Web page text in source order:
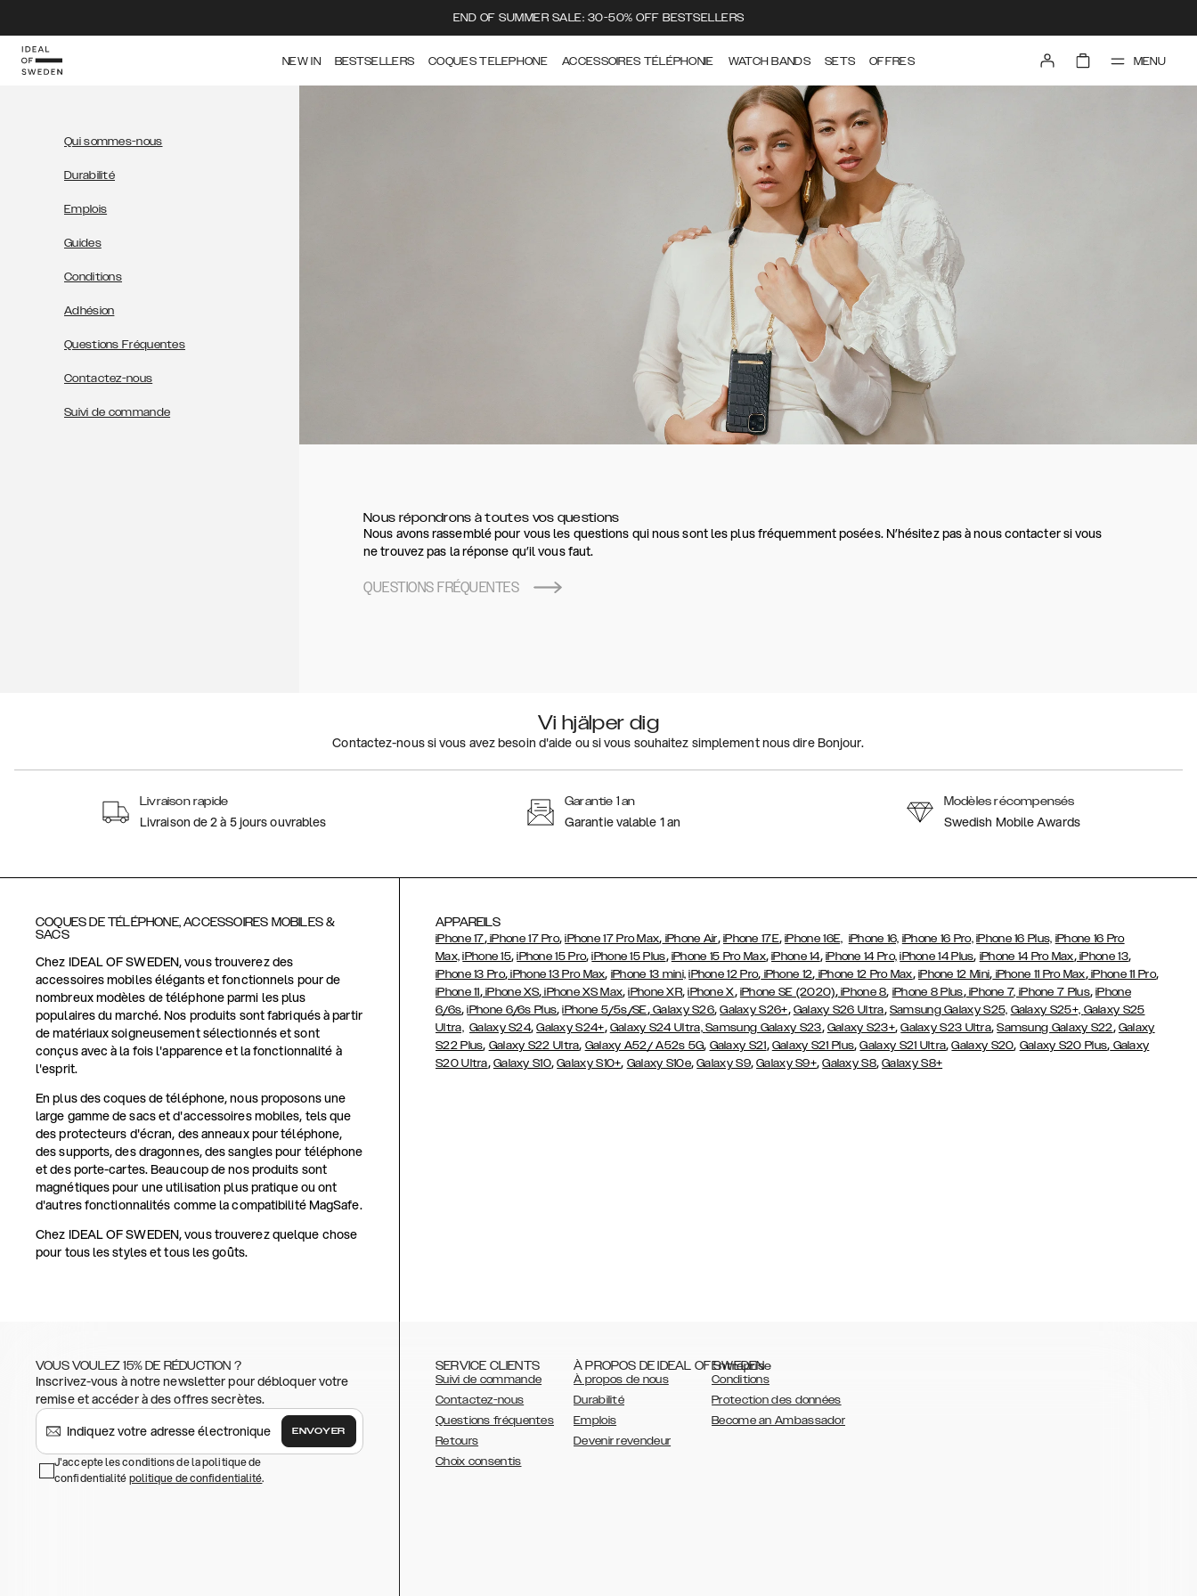
END OF SUMMER SALE: 30-50% OFF BESTSELLERS
NEW IN BESTSELLERS COQUES TELEPHONE ACCESSOIRES TÉLÉPHONIE WATCH BANDS SETS OFFRES MENU
Qui sommes-nous
Durabilité
Emplois
Guides
Conditions
Adhésion
Questions Fréquentes
Contactez-nous
Suivi de commande
Nous répondrons à toutes vos questions
Nous avons rassemblé pour vous les questions qui nous sont les plus fréquemment posées. N’hésitez pas à nous contacter si vous
ne trouvez pas la réponse qu’il vous faut.
QUESTIONS FRÉQUENTES
Vi hjälper dig
Contactez-nous si vous avez besoin d'aide ou si vous souhaitez simplement nous dire Bonjour.
Livraison rapide
Livraison de 2 à 5 jours ouvrables
Garantie 1 an
Garantie valable 1 an
Modèles récompensés
Swedish Mobile Awards
COQUES DE TÉLÉPHONE, ACCESSOIRES MOBILES &
SACS
Chez IDEAL OF SWEDEN, vous trouverez des
accessoires mobiles élégants et fonctionnels pour de
nombreux modèles de téléphone parmi les plus
populaires du marché. Nos produits sont fabriqués à partir
de matériaux soigneusement sélectionnés et sont
conçus avec à la fois l'apparence et la fonctionnalité à
l'esprit.
En plus des coques de téléphone, nous proposons une
large gamme de sacs et d'accessoires mobiles, tels que
des protecteurs d'écran, des anneaux pour téléphone,
des supports, des dragonnes, des sangles pour téléphone
et des porte-cartes. Beaucoup de nos produits sont
magnétiques pour une utilisation plus pratique ou ont
d'autres fonctionnalités comme la compatibilité MagSafe.
Chez IDEAL OF SWEDEN, vous trouverez quelque chose
pour tous les styles et tous les goûts.
APPAREILS
iPhone 17,iPhone 17 Pro,iPhone 17 Pro Max, iPhone Air, iPhone 17E,iPhone 16E, iPhone 16, iPhone 16 Pro, iPhone 16 Plus, iPhone 16 Pro
Max, iPhone 15,iPhone 15 Pro,iPhone 15 Plus, iPhone 15 Pro Max,iPhone 14, iPhone 14 Pro, iPhone 14 Plus, iPhone 14 Pro Max,iPhone 13,
iPhone 13 Pro, iPhone 13 Pro Max, iPhone 13 mini, iPhone 12 Pro, iPhone 12, iPhone 12 Pro Max, iPhone 12 Mini, iPhone 11 Pro Max,iPhone 11 Pro,
iPhone 11,iPhone XS,iPhone XS Max,iPhone XR,iPhone X, iPhone SE (2020),iPhone 8, iPhone 8 Plus,iPhone 7, iPhone 7 Plus,iPhone
6/6s,iPhone 6/6s Plus,iPhone 5/5s/SE,Galaxy S26,Galaxy S26+, Galaxy S26 Ultra, Samsung Galaxy S25, Galaxy S25+, Galaxy S25
Ultra, Galaxy S24,Galaxy S24+, Galaxy S24 Ultra,Samsung Galaxy S23, Galaxy S23+,Galaxy S23 Ultra,Samsung Galaxy S22, Galaxy
S22 Plus, Galaxy S22 Ultra, Galaxy A52/ A52s 5G, Galaxy S21, Galaxy S21 Plus,Galaxy S21 Ultra,Galaxy S20, Galaxy S20 Plus, Galaxy
S20 Ultra, Galaxy S10,Galaxy S10+, Galaxy S10e,Galaxy S9,Galaxy S9+,Galaxy S8,Galaxy S8+
VOUS VOULEZ 15% DE RÉDUCTION ?
Inscrivez-vous à notre newsletter pour débloquer votre
remise et accéder à des offres secrètes.
ENVOYER
J'accepte les conditions de la politique de
confidentialitépolitique de confidentialité.
SERVICE CLIENTS
Suivi de commande
Contactez-nous
Questions fréquentes
Retours
Choix consentis
À PROPOS DE IDEAL OF SWEDEN
À propos de nous
Durabilité
Emplois
Devenir revendeur
Entreprise
Conditions
Protection des données
Become an Ambassador